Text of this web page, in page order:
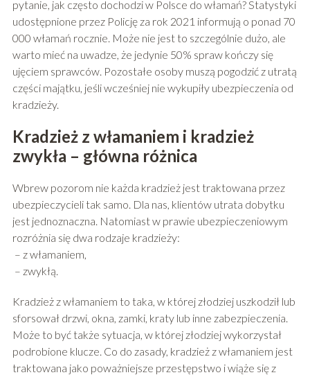
pytanie, jak często dochodzi w Polsce do włamań? Statystyki
udostępnione przez Policję za rok 2021 informują o ponad 70
000 włamań rocznie. Może nie jest to szczególnie dużo, ale
warto mieć na uwadze, że jedynie 50% spraw kończy się
ujęciem sprawców. Pozostałe osoby muszą pogodzić z utratą
części majątku, jeśli wcześniej nie wykupiły ubezpieczenia od
kradzieży.
Kradzież z włamaniem i kradzież
zwykła – główna różnica
Wbrew pozorom nie każda kradzież jest traktowana przez
ubezpieczycieli tak samo. Dla nas, klientów utrata dobytku
jest jednoznaczna. Natomiast w prawie ubezpieczeniowym
rozróżnia się dwa rodzaje kradzieży:
– z włamaniem,
– zwykłą.
Kradzież z włamaniem to taka, w której złodziej uszkodził lub
sforsował drzwi, okna, zamki, kraty lub inne zabezpieczenia.
Może to być także sytuacja, w której złodziej wykorzystał
podrobione klucze. Co do zasady, kradzież z włamaniem jest
traktowana jako poważniejsze przestępstwo i wiąże się z